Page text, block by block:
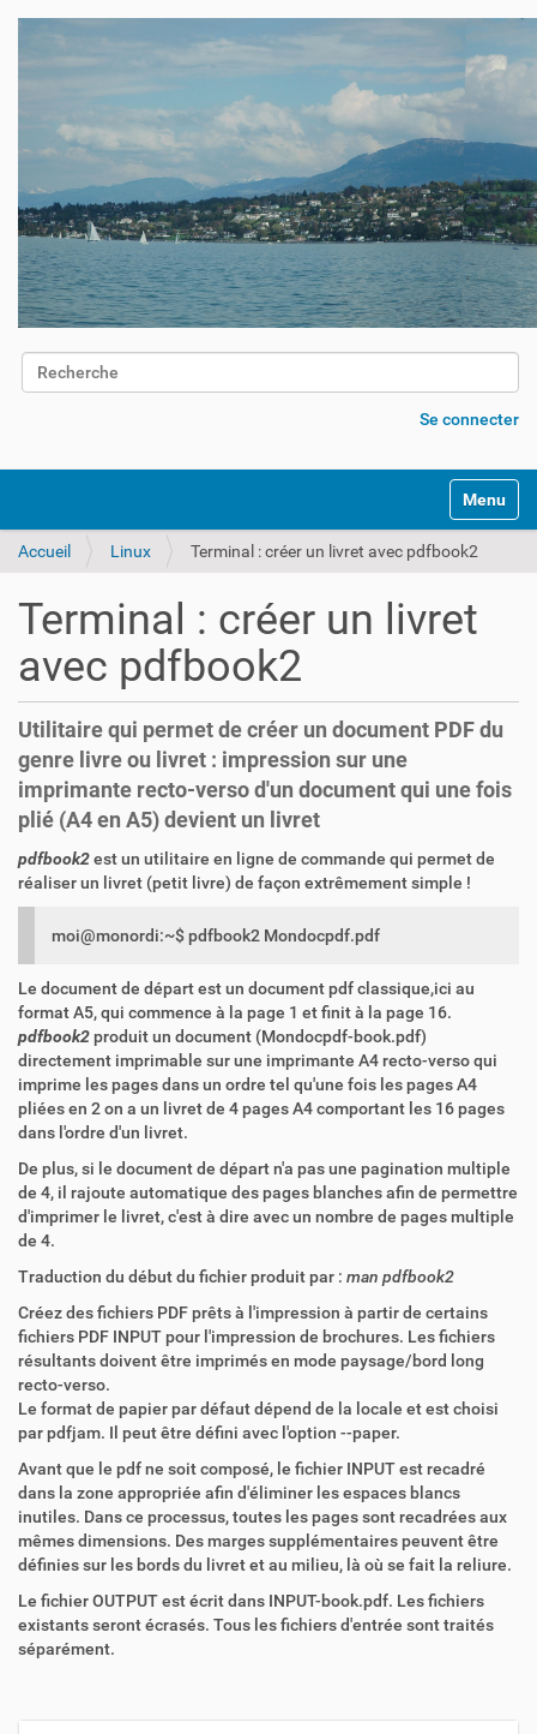
Chercher par
Se connecter
Activer/
Accueil Linux Terminal : créer un livret avec pdfbook2
Terminal : créer un livret
avec pdfbook2
Utilitaire qui permet de créer un document PDF du
genre livre ou livret : impression sur une
imprimante recto-verso d'un document qui une fois
plié (A4 en A5) devient un livret
pdfbook2est un utilitaire en ligne de commande qui permet de
réaliser un livret (petit livre) de façon extrêmement simple !
moi@monordi:~$ pdfbook2 Mondocpdf.pdf
Le document de départ est un document pdf classique,ici au
format A5, qui commence à la page 1 et finit à la page 16.
pdfbook2produit un document (Mondocpdf-book.pdf)
directement imprimable sur une imprimante A4 recto-verso qui
imprime les pages dans un ordre tel qu'une fois les pages A4
pliées en 2 on a un livret de 4 pages A4 comportant les 16 pages
dans l'ordre d'un livret.
De plus, si le document de départ n'a pas une pagination multiple
de 4, il rajoute automatique des pages blanches afin de permettre
d'imprimer le livret, c'est à dire avec un nombre de pages multiple
de 4.
Traduction du début du fichier produit par : man pdfbook2
Créez des fichiers PDF prêts à l'impression à partir de certains
fichiers PDF INPUT pour l'impression de brochures. Les fichiers
résultants doivent être imprimés en mode paysage/bord long
recto-verso.
Le format de papier par défaut dépend de la locale et est choisi
par pdfjam. Il peut être défini avec l'option --paper.
Avant que le pdf ne soit composé, le fichier INPUT est recadré
dans la zone appropriée afin d'éliminer les espaces blancs
inutiles. Dans ce processus, toutes les pages sont recadrées aux
mêmes dimensions. Des marges supplémentaires peuvent être
définies sur les bords du livret et au milieu, là où se fait la reliure.
Le fichier OUTPUT est écrit dans INPUT-book.pdf. Les fichiers
existants seront écrasés. Tous les fichiers d'entrée sont traités
séparément.